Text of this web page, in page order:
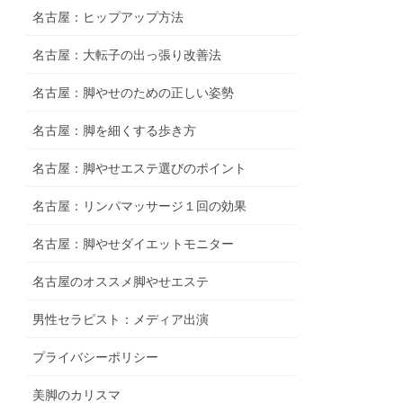
名古屋：ヒップアップ方法
名古屋：大転子の出っ張り改善法
名古屋：脚やせのための正しい姿勢
名古屋：脚を細くする歩き方
名古屋：脚やせエステ選びのポイント
名古屋：リンパマッサージ１回の効果
名古屋：脚やせダイエットモニター
名古屋のオススメ脚やせエステ
男性セラピスト：メディア出演
プライバシーポリシー
美脚のカリスマ